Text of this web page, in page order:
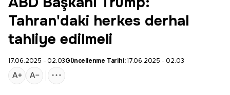
Tahran'daki herkes derhal
tahliye edilmeli
17.06.2025 - 02:03Güncellenme Tarihi:17.06.2025 - 02:03